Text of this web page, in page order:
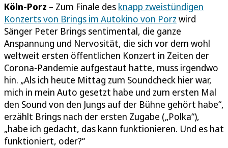
Köln-Porz – Zum Finale des knapp zweistündigen
Konzerts von Brings im Autokino von Porz wird
Sänger Peter Brings sentimental, die ganze
Anspannung und Nervosität, die sich vor dem wohl
weltweit ersten öffentlichen Konzert in Zeiten der
Corona-Pandemie aufgestaut hatte, muss irgendwo
hin. „Als ich heute Mittag zum Soundcheck hier war,
mich in mein Auto gesetzt habe und zum ersten Mal
den Sound von den Jungs auf der Bühne gehört habe“,
erzählt Brings nach der ersten Zugabe („Polka“),
„habe ich gedacht, das kann funktionieren. Und es hat
funktioniert, oder?“